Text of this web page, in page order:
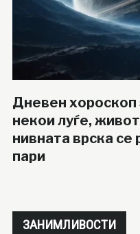
Дневен хороскоп
некои луѓе,
нивната врска се
пари
ЗАНИМЛИВОСТИ